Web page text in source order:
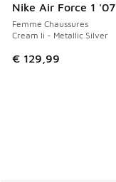
Nike Air Force 1 '07
Femme Chaussures
Cream Ii - Metallic Silver
€ 129,99